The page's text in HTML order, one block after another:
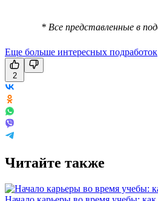
* Все представленные в
Еще больше интересных подработок
2
Читайте также